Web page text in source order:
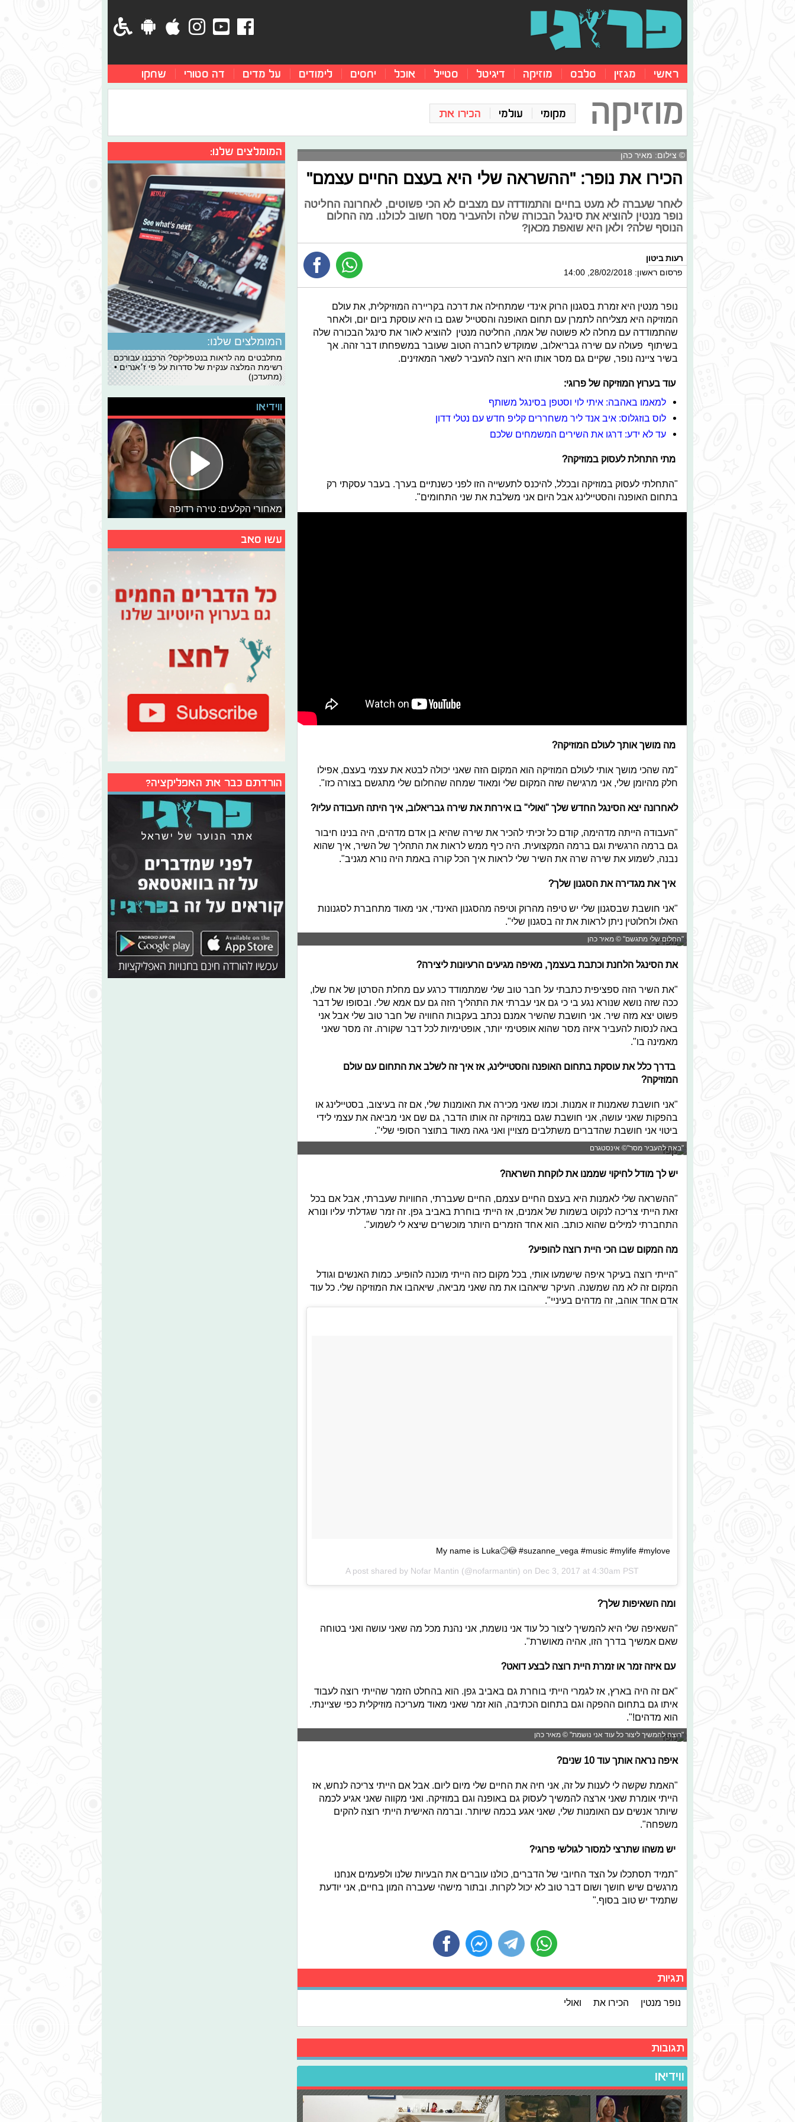
ראשי מגזין סלבס מוזיקה דיגיטל סטייל אוכל יחסים לימודים על מדים דה סטורי שחקו
מוזיקה מקומי עולמי הכירו את
© צילום: מאיר כהן
הכירו את נופר: "ההשראה שלי היא בעצם החיים עצמם"
לאחר שעברה לא מעט בחיים והתמודדה עם מצבים לא הכי פשוטים, לאחרונה החליטה
נופר מנטין להוציא את סינגל הבכורה שלה ולהעביר מסר חשוב לכולנו. מה החלום
הנוסף שלה? ולאן היא שואפת מכאן?
רעות ביטון
פרסום ראשון: 28/02/2018, 14:00
נופר מנטין היא זמרת בסגנון הרוק אינדי שמתחילה את דרכה בקריירה המוזיקלית, את עולם
המוזיקה היא מצליחה לתמרן עם תחום האופנה והסטייל שגם בו היא עוסקת ביום יום, ולאחר
שהתמודדה עם מחלה לא פשוטה של אמה, החליטה מנטין להוציא לאור את סינגל הבכורה שלה
בשיתוף פעולה עם שירה גבריאלוב, שמוקדש לחברה הטוב שעובר במשפחתו דבר זהה. אך
בשיר ציינה נופר, שקיים גם מסר אותו היא רוצה להעביר לשאר המאזינים.
עוד בערוץ המוזיקה של פרוגי:
למאמו באהבה: איתי לוי וסטפן בסינגל משותף
לוס בוזגלוס: איב אנד ליר משחררים קליפ חדש עם נטלי דדון
עד לא ידע: דרגו את השירים המשמחים שלכם
מתי התחלת לעסוק במוזיקה?
"התחלתי לעסוק במוזיקה ובכלל, להיכנס לתעשייה הזו לפני כשנתיים בערך. בעבר עסקתי רק
בתחום האופנה והסטיילינג אבל היום אני משלבת את שני התחומים".
מה מושך אותך לעולם המוזיקה?
"מה שהכי מושך אותי לעולם המוזיקה הוא המקום הזה שאני יכולה לבטא את עצמי בעצם, אפילו
חלק מהיומן שלי, אני מרגישה שזה המקום שלי ומאוד שמחה שהחלום שלי מתגשם בצורה כזו".
לאחרונה יצא הסינגל החדש שלך "ואולי" בו אירחת את שירה גבריאלוב, איך היתה העבודה עליו?
"העבודה הייתה מדהימה, קודם כל זכיתי להכיר את שירה שהיא בן אדם מדהים, היה בנינו חיבור
גם ברמה הרגשית וגם ברמה המקצועית. היה כיף ממש לראות את התהליך של השיר, איך שהוא
נבנה, לשמוע את שירה שרה את השיר שלי לראות איך הכל קורה באמת היה נורא מגניב".
איך את מגדירה את הסגנון שלך?
"אני חושבת שבסגנון שלי יש טיפה מהרוק וטיפה מהסגנון האינדי, אני מאוד מתחברת לסגנונות
האלו ולחלוטין ניתן לראות את זה בסגנון שלי".
"החלום שלי מתגשם" © מאיר כהן
את הסינגל הלחנת וכתבת בעצמך, מאיפה מגיעים הרעיונות ליצירה?
"את השיר הזה ספציפית כתבתי על חבר טוב שלי שמתמודד כרגע עם מחלת הסרטן של אח שלו,
ככה שזה נושא שנורא נגע בי כי גם אני עברתי את התהליך הזה גם עם אמא שלי. ובסופו של דבר
פשוט יצא מזה שיר. אני חושבת שהשיר אמנם נכתב בעקבות החוויה של חבר טוב שלי אבל אני
באה לנסות להעביר איזה מסר שהוא אופטימי יותר, אופטימיות לכל דבר שקורה. זה מסר שאני
מאמינה בו".
בדרך כלל את עוסקת בתחום האופנה והסטיילינג, אז איך זה לשלב את התחום עם עולם
המוזיקה?
"אני חושבת שאמנות זו אמנות. וכמו שאני מכירה את האומנות שלי, אם זה בעיצוב, בסטיילינג או
בהפקות שאני עושה, אני חושבת שגם במוזיקה זה אותו הדבר, גם שם אני מביאה את עצמי לידי
ביטוי אני חושבת שהדברים משתלבים מצויין ואני גאה מאוד בתוצר הסופי שלי".
"באה להעביר מסר"© אינסטגרם
יש לך מודל לחיקוי שממנו את לוקחת השראה?
"ההשראה שלי לאמנות היא בעצם החיים עצמם, החיים שעברתי, החוויות שעברתי, אבל אם בכל
זאת הייתי צריכה לנקוט בשמות של אמנים, אז הייתי בוחרת באביב גפן. זה זמר שגדלתי עליו ונורא
התחברתי למילים שהוא כותב. הוא אחד הזמרים היותר מוכשרים שיצא לי לשמוע".
מה המקום שבו הכי היית רוצה להופיע?
"הייתי רוצה בעיקר איפה שישמעו אותי, בכל מקום כזה הייתי מוכנה להופיע. כמות האנשים וגודל
המקום זה לא מה שמשנה. העיקר שיאהבו את מה שאני מביאה, שיאהבו את המוזיקה שלי. כל עוד
אדם אחד אוהב, זה מדהים בעיניי".
My name is Luka🙄😳 #suzanne_vega #music #mylife #mylove
A post shared by Nofar Mantin (@nofarmantin) on Dec 3, 2017 at 4:30am PST
ומה השאיפות שלך?
"השאיפה שלי היא להמשיך ליצור כל עוד אני נושמת, אני נהנת מכל מה שאני עושה ואני בטוחה
שאם אמשיך בדרך הזו, אהיה מאושרת".
עם איזה זמר או זמרת היית רוצה לבצע דואט?
"אם זה היה בארץ, אז לגמרי הייתי בוחרת גם באביב גפן. הוא בהחלט הזמר שהייתי רוצה לעבוד
איתו גם בתחום ההפקה וגם בתחום הכתיבה, הוא זמר שאני מאוד מעריכה מוזיקלית כפי שציינתי.
הוא מדהים!".
"רוצה להמשיך ליצור כל עוד אני נושמת" © מאיר כהן
איפה נראה אותך עוד 10 שנים?
"האמת שקשה לי לענות על זה, אני חיה את החיים שלי מיום ליום. אבל אם הייתי צריכה לנחש, אז
הייתי אומרת שאני ארצה להמשיך לעסוק גם באופנה וגם במוזיקה. ואני מקווה שאני אגיע לכמה
שיותר אנשים עם האומנות שלי, שאני אגע בכמה שיותר. וברמה האישית הייתי רוצה להקים
משפחה".
יש משהו שתרצי למסור לגולשי פרוגי?
"תמיד תסתכלו על הצד החיובי של הדברים, כולנו עוברים את הבעיות שלנו ולפעמים אנחנו
מרגשים שיש חושך ושום דבר טוב לא יכול לקרות. ובתור מישהי שעברה המון בחיים, אני יודעת
שתמיד יש טוב בסוף."
תגיות
נופר מנטין הכירו את ואולי
תגובות
ווידיאו
המומלצים שלנו:
המומלצים שלנו:
מתלבטים מה לראות בנטפליקס? הרכבנו עבורכם
רשימת המלצה ענקית של סדרות על פי ז׳אנרים •
(מתעדכן)
ווידיאו
מאחורי הקלעים: טירה רדופה
עשו סאב
הורדתם כבר את האפליקציה?